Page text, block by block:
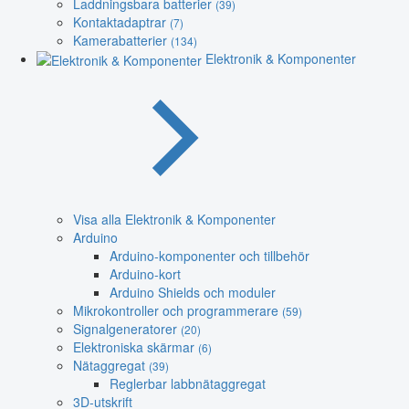
(39)
Kontaktadaptrar (7)
Kamerabatterier (134)
Elektronik & Komponenter
Visa alla Elektronik & Komponenter
Arduino
Arduino-komponenter och tillbehör
Arduino-kort
Arduino Shields och moduler
Mikrokontroller och programmerare (59)
Signalgeneratorer (20)
Elektroniska skärmar (6)
Nätaggregat (39)
Reglerbar labbnätaggregat
3D-utskrift